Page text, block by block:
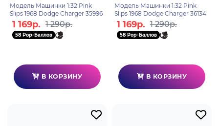
Модель Машинки 1:32 Pink
Slips 1968 Dodge Charger 35996
1 169р. 1 290р.
58 Pop-Баллов
В КОРЗИНУ
Модель Машинки 1:32 Pink
Slips 1968 Dodge Charger 36134
1 169р. 1 290р.
58 Pop-Баллов
В КОРЗИНУ